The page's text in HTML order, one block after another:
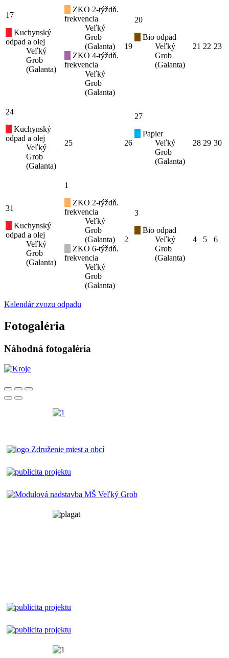
17
Kuchynský
odpad a olej
Veľký
Grob
(Galanta)
ZKO 2-týždň.
frekvencia
Veľký
Grob
(Galanta)
ZKO 4-týždň.
frekvencia
Veľký
Grob
(Galanta)
19
20
Bio odpad
Veľký
Grob
(Galanta)
21 22 23
24
Kuchynský
odpad a olej
Veľký
Grob
(Galanta)
25 26
27
Papier
Veľký
Grob
(Galanta)
28 29 30
31
Kuchynský
odpad a olej
Veľký
Grob
(Galanta)
1
ZKO 2-týždň.
frekvencia
Veľký
Grob
(Galanta)
ZKO 6-týždň.
frekvencia
Veľký
Grob
(Galanta)
2
3
Bio odpad
Veľký
Grob
(Galanta)
4 5 6
Kalendár zvozu odpadu
Fotogaléria
Náhodná fotogaléria